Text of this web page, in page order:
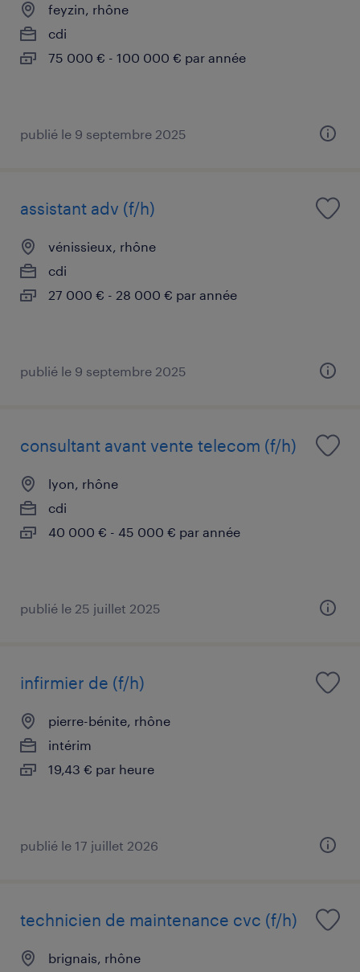
feyzin, rhône
cdi
75 000 € - 100 000 € par année
publié le 9 septembre 2025
assistant adv (f/h)
vénissieux, rhône
cdi
27 000 € - 28 000 € par année
publié le 9 septembre 2025
consultant avant vente telecom (f/h)
lyon, rhône
cdi
40 000 € - 45 000 € par année
publié le 25 juillet 2025
infirmier de (f/h)
pierre-bénite, rhône
intérim
19,43 € par heure
publié le 17 juillet 2026
technicien de maintenance cvc (f/h)
brignais, rhône